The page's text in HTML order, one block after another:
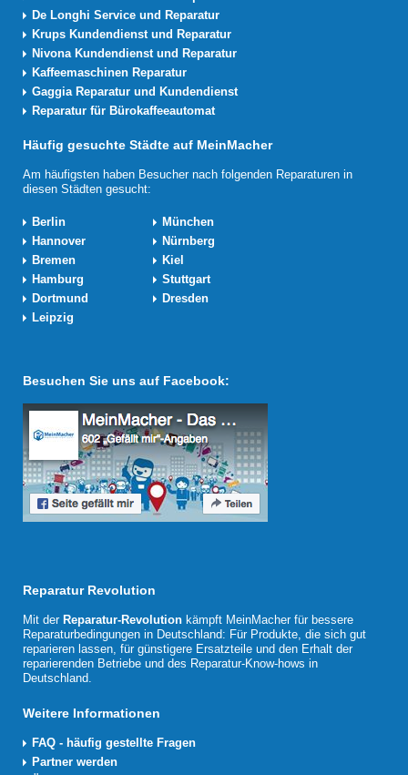
De Longhi Service und Reparatur
Krups Kundendienst und Reparatur
Nivona Kundendienst und Reparatur
Kaffeemaschinen Reparatur
Gaggia Reparatur und Kundendienst
Reparatur für Bürokaffeeautomat
Häufig gesuchte Städte auf MeinMacher
Am häufigsten haben Besucher nach folgenden Reparaturen in
diesen Städten gesucht:
Berlin
München
Hannover
Nürnberg
Bremen
Kiel
Hamburg
Stuttgart
Dortmund
Dresden
Leipzig
Besuchen Sie uns auf Facebook:
Reparatur Revolution
Mit der Reparatur-Revolution kämpft MeinMacher für bessere
Reparaturbedingungen in Deutschland: Für Produkte, die sich gut
reparieren lassen, für günstigere Ersatzteile und den Erhalt der
reparierenden Betriebe und des Reparatur-Know-hows in
Deutschland.
Weitere Informationen
FAQ - häufig gestellte Fragen
Partner werden